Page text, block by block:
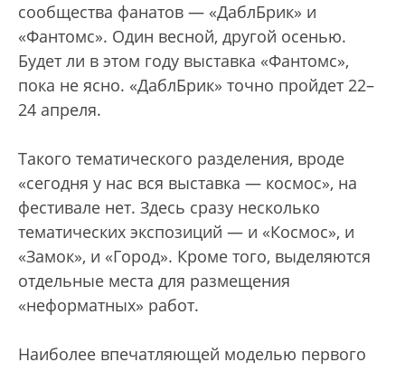
сообщества фанатов — «ДаблБрик» и
«Фантомс». Один весной, другой осенью.
Будет ли в этом году выставка «Фантомс»,
пока не ясно. «ДаблБрик» точно пройдет 22–
24 апреля.
Такого тематического разделения, вроде
«сегодня у нас вся выставка — космос», на
фестивале нет. Здесь сразу несколько
тематических экспозиций — и «Космос», и
«Замок», и «Город». Кроме того, выделяются
отдельные места для размещения
«неформатных» работ.
Наиболее впечатляющей моделью первого